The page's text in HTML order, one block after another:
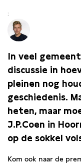
In veel
discussie in
pleinen nog
geschiedenis.
heten, maar
J.P.Coen in
op de sokkel
Kom ook naar de